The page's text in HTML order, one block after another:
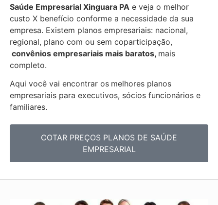
Saúde Empresarial Xinguara PA e veja o melhor
custo X benefício conforme a necessidade da sua
empresa. Existem planos empresariais: nacional,
regional, plano com ou sem coparticipação,
convênios empresariais mais baratos, mais
completo.
Aqui você vai encontrar os melhores planos
empresariais para executivos, sócios funcionários e
familiares.
COTAR PREÇOS PLANOS DE SAÚDE
EMPRESARIAL